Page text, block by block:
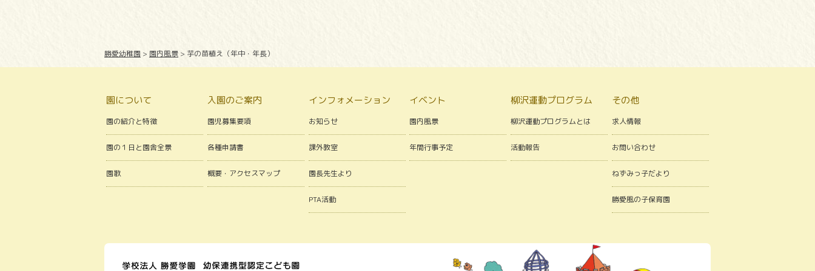
勝愛幼稚園 > 園内風景 > 芋の苗植え（年中・年長）
園について
園の紹介と特徴
園の１日と園舎全景
園歌
入園のご案内
園児募集要項
各種申請書
概要・アクセスマップ
インフォメーション
お知らせ
課外教室
園長先生より
PTA活動
イベント
園内風景
年間行事予定
柳沢運動プログラム
柳沢運動プログラムとは
活動報告
その他
求人情報
お問い合わせ
ねずみっ子だより
勝愛風の子保育園